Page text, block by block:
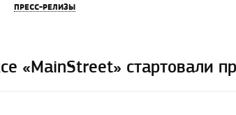
ПРЕСС-РЕЛИЗЫ
«MainStreet» стартовали